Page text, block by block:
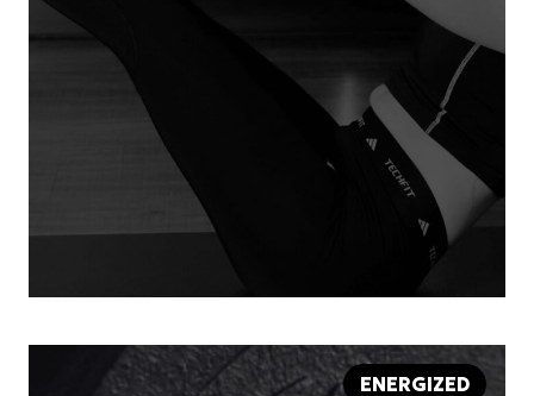
ENERGIZED